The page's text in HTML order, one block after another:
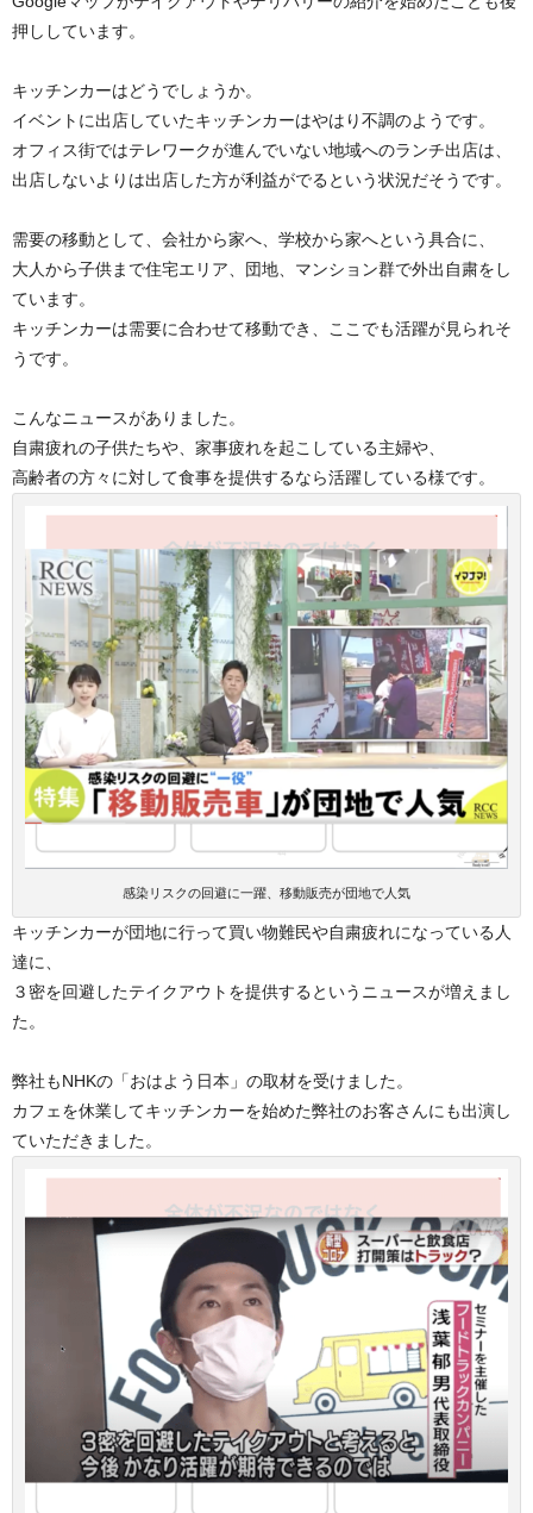
押ししています。
キッチンカーはどうでしょうか。
イベントに出店していたキッチンカーはやはり不調のようです。
オフィス街ではテレワークが進んでいない地域へのランチ出店は、
出店しないよりは出店した方が利益がでるという状況だそうです。
需要の移動として、会社から家へ、学校から家へという具合に、
大人から子供まで住宅エリア、団地、マンション群で外出自粛をし
ています。
キッチンカーは需要に合わせて移動でき、ここでも活躍が見られそ
うです。
こんなニュースがありました。
自粛疲れの子供たちや、家事疲れを起こしている主婦や、
高齢者の方々に対して食事を提供するなら活躍している様です。
感染リスクの回避に一躍、移動販売が団地で人気
キッチンカーが団地に行って買い物難民や自粛疲れになっている人
達に、
３密を回避したテイクアウトを提供するというニュースが増えまし
た。
弊社もNHKの「おはよう日本」の取材を受けました。
カフェを休業してキッチンカーを始めた弊社のお客さんにも出演し
ていただきました。